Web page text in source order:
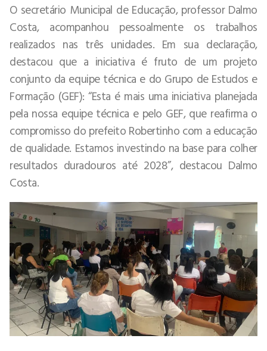
O secretário Municipal de Educação, professor Dalmo
Costa, acompanhou pessoalmente os trabalhos
realizados nas três unidades. Em sua declaração,
destacou que a iniciativa é fruto de um projeto
conjunto da equipe técnica e do Grupo de Estudos e
Formação (GEF): “Esta é mais uma iniciativa planejada
pela nossa equipe técnica e pelo GEF, que reafirma o
compromisso do prefeito Robertinho com a educação
de qualidade. Estamos investindo na base para colher
resultados duradouros até 2028”, destacou Dalmo
Costa.